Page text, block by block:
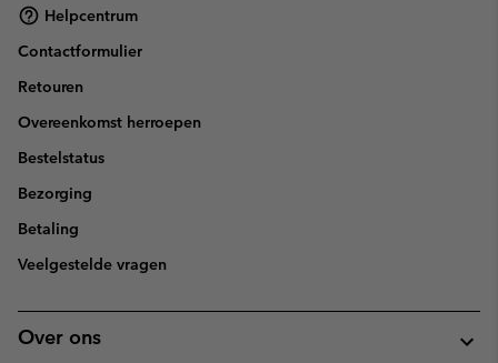
SKIP
SEARCH
Helpcentrum
Contactformulier
Retouren
Overeenkomst herroepen
Bestelstatus
Bezorging
Betaling
Veelgestelde vragen
Over ons